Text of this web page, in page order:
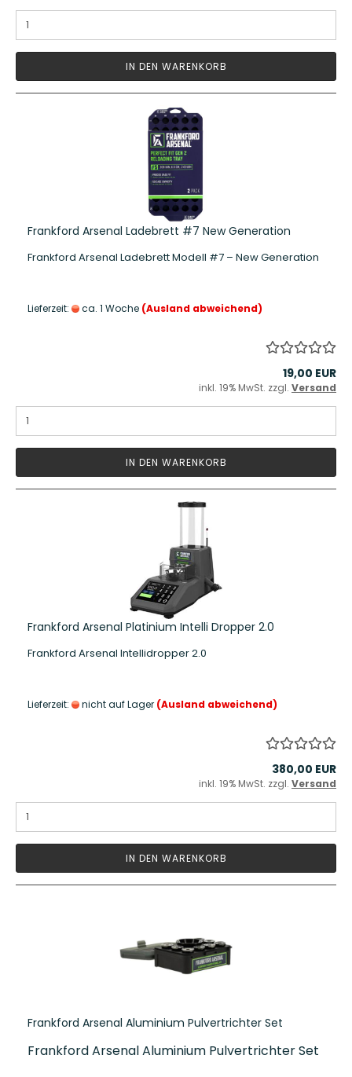
IN DEN WARENKORB
Frankford Arsenal Ladebrett #7 New Generation
Frankford Arsenal Ladebrett Modell #7 – New Generation
Lieferzeit: ca. 1 Woche (Ausland abweichend)
19,00 EUR
inkl. 19% MwSt. zzgl. Versand
IN DEN WARENKORB
Frankford Arsenal Platinium Intelli Dropper 2.0
Frankford Arsenal Intellidropper 2.0
Lieferzeit: nicht auf Lager (Ausland abweichend)
380,00 EUR
inkl. 19% MwSt. zzgl. Versand
IN DEN WARENKORB
Frankford Arsenal Aluminium Pulvertrichter Set
Frankford Arsenal Aluminium Pulvertrichter Set